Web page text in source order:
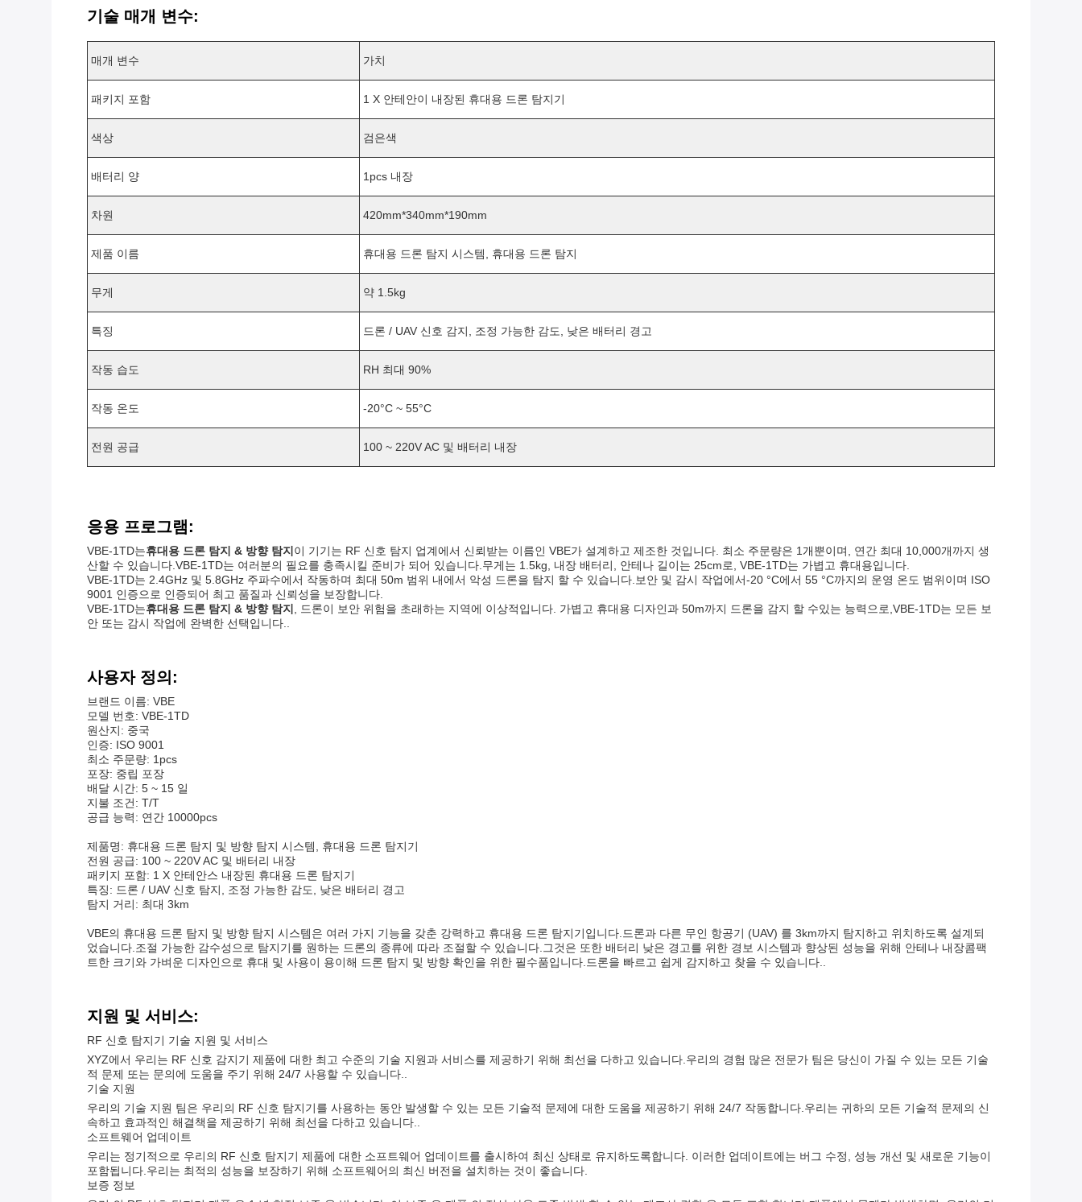
기술 매개 변수:
매개 변수 가치
패키지 포함 1 X 안테안이 내장된 휴대용 드론 탐지기
색상 검은색
배터리 양 1pcs 내장
차원 420mm*340mm*190mm
제품 이름 휴대용 드론 탐지 시스템, 휴대용 드론 탐지
무게 약 1.5kg
특징 드론 / UAV 신호 감지, 조정 가능한 감도, 낮은 배터리 경고
작동 습도 RH 최대 90%
작동 온도 -20°C ~ 55°C
전원 공급 100 ~ 220V AC 및 배터리 내장
응용 프로그램:
VBE-1TD는휴대용 드론 탐지 & 방향 탐지 이 기기는 RF 신호 탐지 업계에서 신뢰받는 이름인 VBE가 설계하고 제조한 것입니다. 최소 주문량은 1개뿐이며, 연간 최대 10,000개까지 생
산할 수 있습니다.VBE-1TD는 여러분의 필요를 충족시킬 준비가 되어 있습니다.무게는 1.5kg, 내장 배터리, 안테나 길이는 25cm로, VBE-1TD는 가볍고 휴대용입니다.
VBE-1TD는 2.4GHz 및 5.8GHz 주파수에서 작동하며 최대 50m 범위 내에서 악성 드론을 탐지 할 수 있습니다.보안 및 감시 작업에서-20 °C에서 55 °C까지의 운영 온도 범위이며 ISO
9001 인증으로 인증되어 최고 품질과 신뢰성을 보장합니다.
VBE-1TD는휴대용 드론 탐지 & 방향 탐지
, 드론이 보안 위험을 초래하는 지역에 이상적입니다. 가볍고 휴대용 디자인과 50m까지 드론을 감지 할 수있는 능력으로,VBE-1TD는 모든 보
안 또는 감시 작업에 완벽한 선택입니다..
사용자 정의:
브랜드 이름: VBE
모델 번호: VBE-1TD
원산지: 중국
인증: ISO 9001
최소 주문량: 1pcs
포장: 중립 포장
배달 시간: 5 ~ 15 일
지불 조건: T/T
공급 능력: 연간 10000pcs
제품명: 휴대용 드론 탐지 및 방향 탐지 시스템, 휴대용 드론 탐지기
전원 공급: 100 ~ 220V AC 및 배터리 내장
패키지 포함: 1 X 안테안스 내장된 휴대용 드론 탐지기
특징: 드론 / UAV 신호 탐지, 조정 가능한 감도, 낮은 배터리 경고
탐지 거리: 최대 3km
VBE의 휴대용 드론 탐지 및 방향 탐지 시스템은 여러 가지 기능을 갖춘 강력하고 휴대용 드론 탐지기입니다.드론과 다른 무인 항공기 (UAV) 를 3km까지 탐지하고 위치하도록 설계되
었습니다.조절 가능한 감수성으로 탐지기를 원하는 드론의 종류에 따라 조절할 수 있습니다.그것은 또한 배터리 낮은 경고를 위한 경보 시스템과 향상된 성능을 위해 안테나 내장콤팩
트한 크기와 가벼운 디자인으로 휴대 및 사용이 용이해 드론 탐지 및 방향 확인을 위한 필수품입니다.드론을 빠르고 쉽게 감지하고 찾을 수 있습니다..
지원 및 서비스:
RF 신호 탐지기 기술 지원 및 서비스
XYZ에서 우리는 RF 신호 감지기 제품에 대한 최고 수준의 기술 지원과 서비스를 제공하기 위해 최선을 다하고 있습니다.우리의 경험 많은 전문가 팀은 당신이 가질 수 있는 모든 기술
적 문제 또는 문의에 도움을 주기 위해 24/7 사용할 수 있습니다..
기술 지원
우리의 기술 지원 팀은 우리의 RF 신호 탐지기를 사용하는 동안 발생할 수 있는 모든 기술적 문제에 대한 도움을 제공하기 위해 24/7 작동합니다.우리는 귀하의 모든 기술적 문제의 신
속하고 효과적인 해결책을 제공하기 위해 최선을 다하고 있습니다..
소프트웨어 업데이트
우리는 정기적으로 우리의 RF 신호 탐지기 제품에 대한 소프트웨어 업데이트를 출시하여 최신 상태로 유지하도록합니다. 이러한 업데이트에는 버그 수정, 성능 개선 및 새로운 기능이
포함됩니다.우리는 최적의 성능을 보장하기 위해 소프트웨어의 최신 버전을 설치하는 것이 좋습니다.
보증 정보